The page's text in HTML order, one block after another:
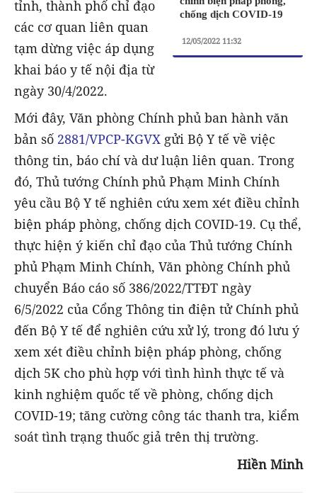
chống dịch COVID-19
12/05/2022 11:32
tỉnh, thành phố chỉ đạo
các cơ quan liên quan
tạm dừng việc áp dụng
khai báo y tế nội địa từ
ngày 30/4/2022.
Mới đây, Văn phòng Chính phủ ban hành văn
bản số 2881/VPCP-KGVX gửi Bộ Y tế về việc
thông tin, báo chí và dư luận liên quan. Trong
đó, Thủ tướng Chính phủ Phạm Minh Chính
yêu cầu Bộ Y tế nghiên cứu xem xét điều chỉnh
biện pháp phòng, chống dịch COVID-19. Cụ thể,
thực hiện ý kiến chỉ đạo của Thủ tướng Chính
phủ Phạm Minh Chính, Văn phòng Chính phủ
chuyển Báo cáo số 386/2022/TTĐT ngày
6/5/2022 của Cổng Thông tin điện tử Chính phủ
đến Bộ Y tế để nghiên cứu xử lý, trong đó lưu ý
xem xét điều chỉnh biện pháp phòng, chống
dịch 5K cho phù hợp với tình hình thực tế và
kinh nghiệm quốc tế về phòng, chống dịch
COVID-19; tăng cường công tác thanh tra, kiểm
soát tình trạng thuốc giả trên thị trường.
Hiền Minh